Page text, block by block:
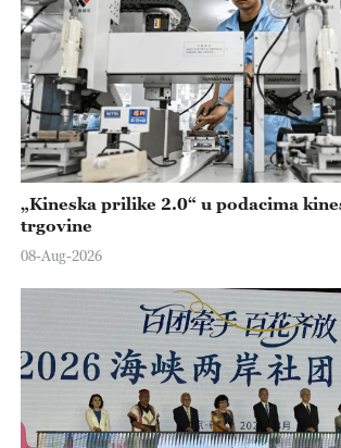
„Kineska prilike 2.0“ u podacima
trgovine
08-Aug-2026